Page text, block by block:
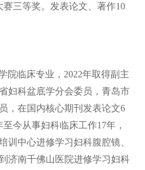
三等奖。发表论文、著作10
院临床专业，2022年取得副主
妇科盆底学分会委员，青岛市
，在国内核心期刊发表论文6
今从事妇科临床工作17年，
训中心进修学习妇科腹腔镜、
济南千佛山医院进修学习妇科